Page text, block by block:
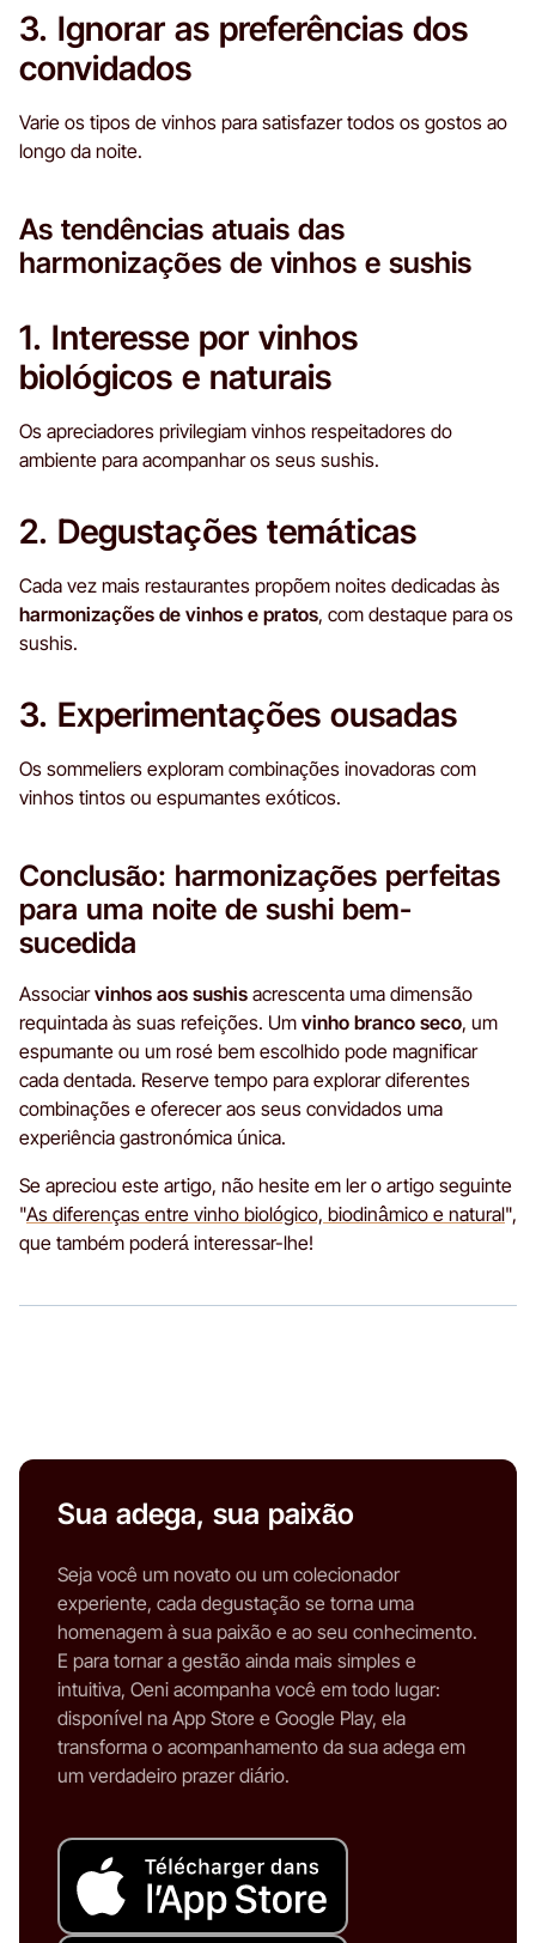
3. Ignorar as preferências dos
convidados
Varie os tipos de vinhos para satisfazer todos os gostos ao
longo da noite.
As tendências atuais das
harmonizações de vinhos e sushis
1. Interesse por vinhos
biológicos e naturais
Os apreciadores privilegiam vinhos respeitadores do
ambiente para acompanhar os seus sushis.
2. Degustações temáticas
Cada vez mais restaurantes propõem noites dedicadas às
harmonizações de vinhos e pratos, com destaque para os
sushis.
3. Experimentações ousadas
Os sommeliers exploram combinações inovadoras com
vinhos tintos ou espumantes exóticos.
Conclusão: harmonizações perfeitas
para uma noite de sushi bem-
sucedida
Associarvinhos aos sushis acrescenta uma dimensão
requintada às suas refeições. Um vinho branco seco, um
espumante ou um rosé bem escolhido pode magnificar
cada dentada. Reserve tempo para explorar diferentes
combinações e oferecer aos seus convidados uma
experiência gastronómica única.
Se apreciou este artigo, não hesite em ler o artigo seguinte
"As diferenças entre vinho biológico, biodinâmico e natural",
que também poderá interessar-lhe!
Sua adega, sua paixão
Seja você um novato ou um colecionador
experiente, cada degustação se torna uma
homenagem à sua paixão e ao seu conhecimento.
E para tornar a gestão ainda mais simples e
intuitiva, Oeni acompanha você em todo lugar:
disponível na App Store e Google Play, ela
transforma o acompanhamento da sua adega em
um verdadeiro prazer diário.